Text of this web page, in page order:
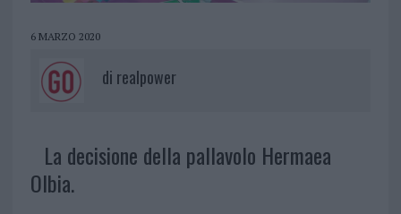
6 MARZO 2020
di realpower
La decisione della pallavolo Hermaea
Olbia.